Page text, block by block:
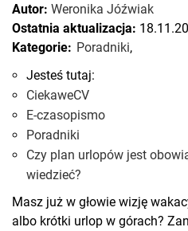
Autor: Weronika Jóźwiak
Ostatnia aktualizacja:
Kategorie: Poradniki,
Jesteś tutaj:
CiekaweCV
E-czasopismo
Poradniki
Czy plan urlopów jest
wiedzieć?
Masz już w głowie wizję
albo krótki urlop w górach?